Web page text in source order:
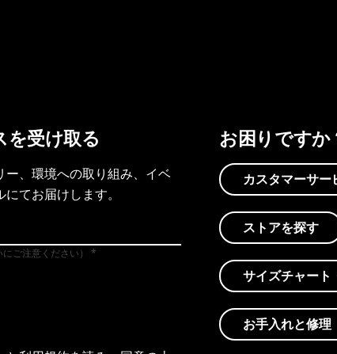
を受け取る
ー、環境への取り組み、イベ
てお届けします。
ご注意ください）
お困りですか
カスタマーサー
ストアを探す
サイズチャート
お手入れと修理